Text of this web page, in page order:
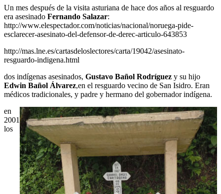
Un mes después de la visita asturiana de hace dos años al resguardo
era asesinado Fernando Salazar:
http://www.elespectador.com/noticias/nacional/noruega-pide-
esclarecer-asesinato-del-defensor-de-derec-articulo-643853
http://mas.lne.es/cartasdeloslectores/carta/19042/asesinato-
resguardo-indigena.html
dos indígenas asesinados, Gustavo Bañol Rodríguez y su hijo
Edwin Bañol Álvarez,en el resguardo vecino de San Isidro. Eran
médicos tradicionales, y padre y hermano del gobernador indígena.
en
2001
los